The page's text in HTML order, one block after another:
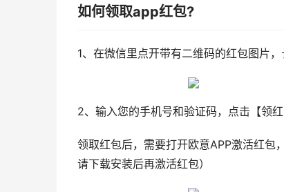
如何领取app红包?
1、在微信里点开带有二维码的红包图片
2、输入您的手机号和验证码，点击【领红
领取红包后，需要打开欧意APP激活红包
请下载安装后再激活红包）